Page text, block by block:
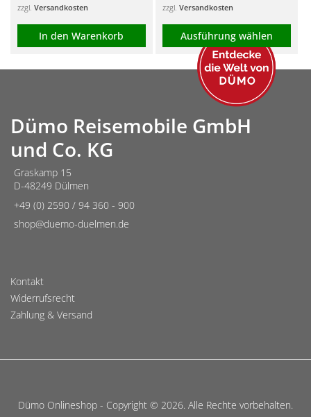
zzgl. Versandkosten
In den Warenkorb
zzgl. Versandkosten
Ausführung wählen
Produkt
Varianten
Dümo Reisemobile GmbH
und Co. KG
Graskamp 15
D-48249 Dülmen
+49 (0) 2590 / 94 360 - 900
shop@duemo-duelmen.de
Kontakt
Widerrufsrecht
Zahlung & Versand
Dümo Onlineshop - Copyright © 2026. Alle Rechte vorbehalten.